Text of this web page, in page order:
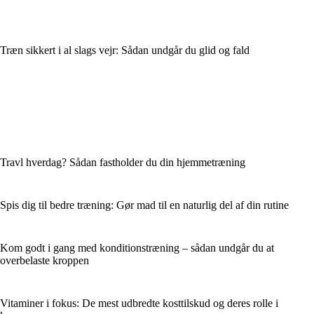
Træn sikkert i al slags vejr: Sådan undgår du glid og fald
Travl hverdag? Sådan fastholder du din hjemmetræning
Spis dig til bedre træning: Gør mad til en naturlig del af din rutine
Kom godt i gang med konditionstræning – sådan undgår du at
overbelaste kroppen
Vitaminer i fokus: De mest udbredte kosttilskud og deres rolle i